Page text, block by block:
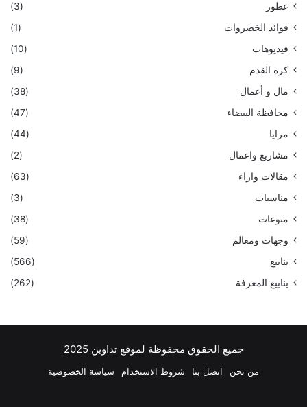
عطور
(3)
فوائد الخضروات
(1)
فيديوهات
(10)
كرة القدم
(9)
مال و أعمال
(38)
محافظة البيضاء
(47)
مرايا
(44)
مشاريع واعمال
(2)
مقالات واراء
(63)
مناسبات
(3)
منوعات
(38)
وجهات ومعالم
(59)
ينابيع
(566)
ينابيع المعرفة
(262)
جميع الحقوق محفوظة لموقع تداوين 2025
من نحن اتصل بنا شروط الاستخدام سياسة الخصوصية